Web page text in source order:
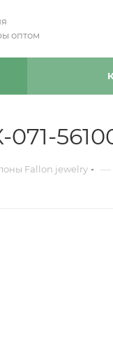
оптом
Fallon jewelry —